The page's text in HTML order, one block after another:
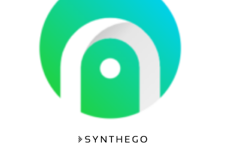
品質管理
その他
医療機器
（バイオクレイトス）
Bioinicia
（バイオイニシア）
BioNex
（バイオネクス）
Biosensing Instrument
（バイオセンシングインストルメント）
CDR
（シーディーアール）
Element Biosciences
Fida Biosystems